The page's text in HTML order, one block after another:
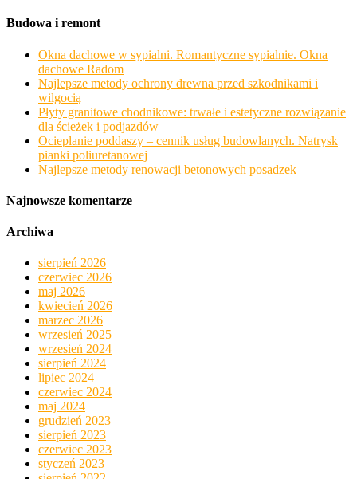
Budowa i remont
Okna dachowe w sypialni. Romantyczne sypialnie. Okna
dachowe Radom
Najlepsze metody ochrony drewna przed szkodnikami i
wilgocią
Płyty granitowe chodnikowe: trwałe i estetyczne rozwiązanie
dla ścieżek i podjazdów
Ocieplanie poddaszy – cennik usług budowlanych. Natrysk
pianki poliuretanowej
Najlepsze metody renowacji betonowych posadzek
Najnowsze komentarze
Archiwa
sierpień 2026
czerwiec 2026
maj 2026
kwiecień 2026
marzec 2026
wrzesień 2025
wrzesień 2024
sierpień 2024
lipiec 2024
czerwiec 2024
maj 2024
grudzień 2023
sierpień 2023
czerwiec 2023
styczeń 2023